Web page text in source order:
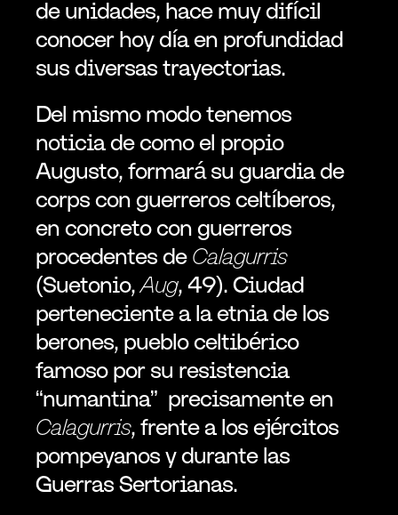
de unidades, hace muy difícil
conocer hoy día en profundidad
sus diversas trayectorias.
Del mismo modo tenemos
noticia de como el propio
Augusto, formará su guardia de
corps con guerreros celtíberos,
en concreto con guerreros
procedentes de Calagurris
(Suetonio, Aug, 49). Ciudad
perteneciente a la etnia de los
berones, pueblo celtibérico
famoso por su resistencia
Calagurris, frente a los ejércitos
pompeyanos y durante las
Guerras Sertorianas.